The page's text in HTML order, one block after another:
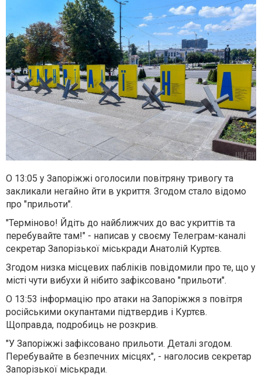
О 13:05 у Запоріжжі оголосили повітряну тривогу та
закликали негайно йти в укриття. Згодом стало відомо
про "прильоти".
"Терміново! Йдіть до найближчих до вас укриттів та
перебувайте там!" - написав у своєму Телеграм-каналі
секретар Запорізької міськради Анатолій Куртєв.
Згодом низка місцевих пабліків повідомили про те, що у
місті чути вибухи й нібито зафіксовано "прильоти".
О 13:53 інформацію про атаки на Запоріжжя з повітря
російськими окупантами підтвердив і Куртєв.
Щоправда, подробиць не розкрив.
"У Запоріжжі зафіксовано прильоти. Деталі згодом.
Перебувайте в безпечних місцях", - наголосив секретар
Запорізької міськради.